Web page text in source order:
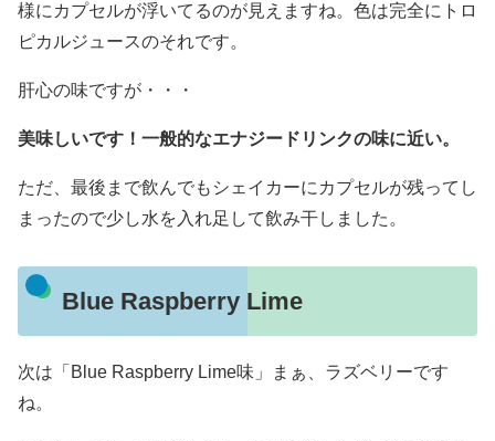
様にカプセルが浮いてるのが見えますね。色は完全にトロ
ピカルジュースのそれです。
肝心の味ですが・・・
美味しいです！一般的なエナジードリンクの味に近い。
ただ、最後まで飲んでもシェイカーにカプセルが残ってし
まったので少し水を入れ足して飲み干しました。
Blue Raspberry Lime
次は「Blue Raspberry Lime味」まぁ、ラズベリーです
ね。